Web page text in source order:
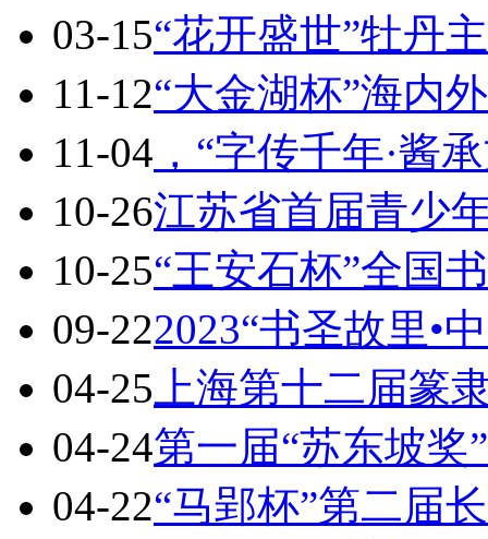
03-15“花开盛世”牡丹
11-12“大金湖杯”海内
11-04 ，“字传千年·酱
10-26江苏省首届青少
10-25“王安石杯”全国
09-222023“书圣故里•
04-25 上海第十二届篆
04-24第一届“苏东坡
04-22“马郢杯”第二届